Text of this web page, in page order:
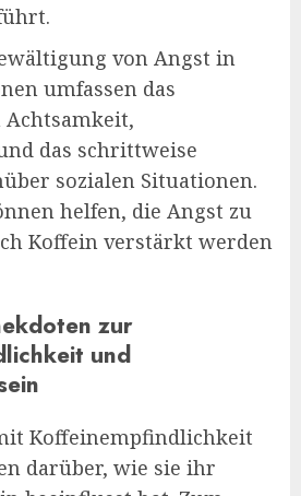
von Angst in
umfassen das
das schrittweise
sozialen Situationen.
helfen, die Angst zu
Koffein verstärkt werden
zur
und
Koffeinempfindlichkeit
darüber, wie sie ihr